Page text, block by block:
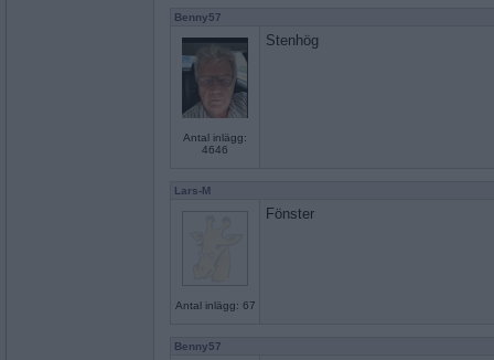
Benny57
Antal inlägg:
4646
Stenhög
Lars-M
Antal inlägg: 67
Fönster
Benny57